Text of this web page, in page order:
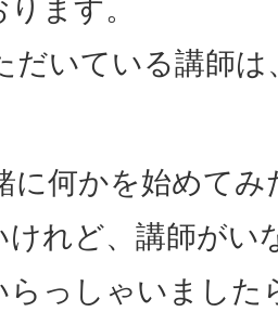
ます。
だいている講師
に何かを始めて
けれど、講師がい
っしゃいました